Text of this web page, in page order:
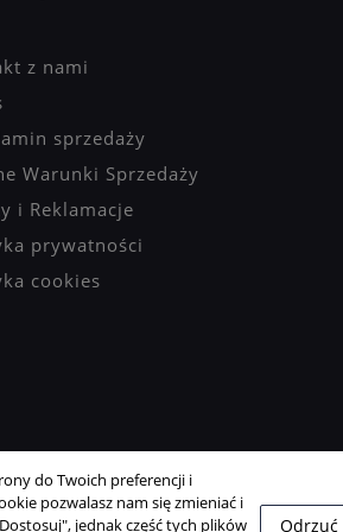
z nami
sprzedaży
Warunki Sprzedaży
i Reklamacje
prywatności
cookies
do Twoich preferencji i
pozwalasz nam się zmieniać i
jednak część tych plików
Odrzuć